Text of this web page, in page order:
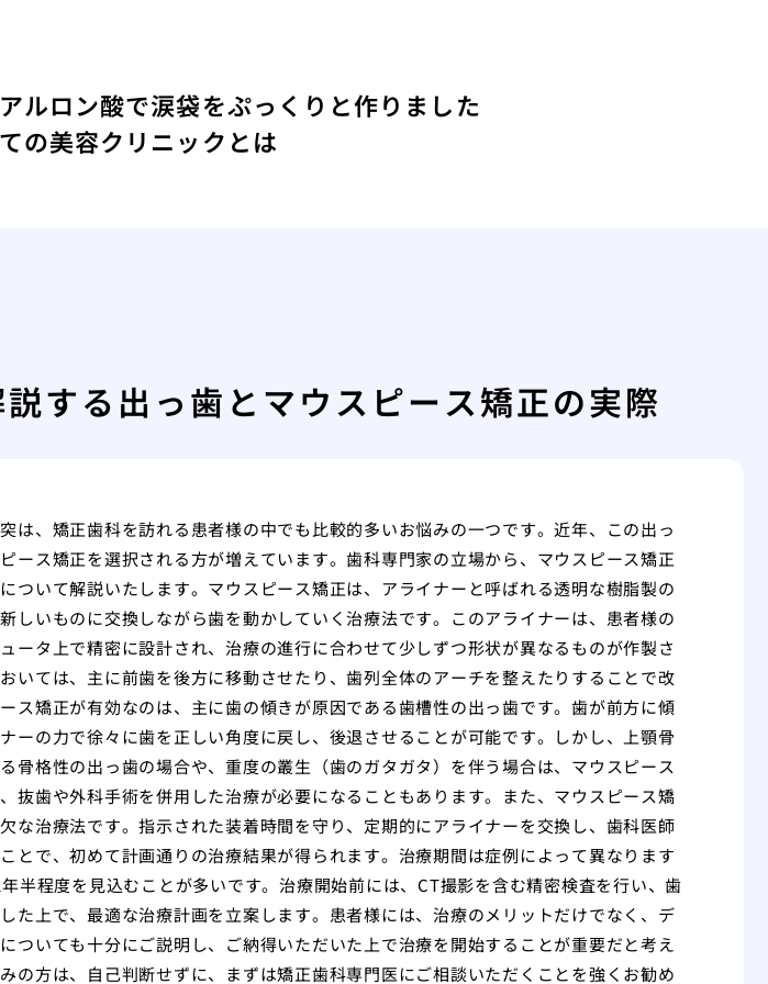
ルロン酸で涙袋をぷっくりと作りました
の美容クリニックとは
する出っ歯とマウスピース矯正の実際
は、矯正歯科を訪れる患者様の中でも比較的多いお悩みの一つです。近年、この出っ
ース矯正を選択される方が増えています。歯科専門家の立場から、マウスピース矯正
ついて解説いたします。マウスピース矯正は、アライナーと呼ばれる透明な樹脂製の
しいものに交換しながら歯を動かしていく治療法です。このアライナーは、患者様の
ータ上で精密に設計され、治療の進行に合わせて少しずつ形状が異なるものが作製さ
いては、主に前歯を後方に移動させたり、歯列全体のアーチを整えたりすることで改
ス矯正が有効なのは、主に歯の傾きが原因である歯槽性の出っ歯です。歯が前方に傾
ーの力で徐々に歯を正しい角度に戻し、後退させることが可能です。しかし、上顎骨
骨格性の出っ歯の場合や、重度の叢生（歯のガタガタ）を伴う場合は、マウスピース
抜歯や外科手術を併用した治療が必要になることもあります。また、マウスピース矯
な治療法です。指示された装着時間を守り、定期的にアライナーを交換し、歯科医師
とで、初めて計画通りの治療結果が得られます。治療期間は症例によって異なります
半程度を見込むことが多いです。治療開始前には、CT撮影を含む精密検査を行い、歯
た上で、最適な治療計画を立案します。患者様には、治療のメリットだけでなく、デ
ついても十分にご説明し、ご納得いただいた上で治療を開始することが重要だと考え
の方は、自己判断せずに、まずは矯正歯科専門医にご相談いただくことを強くお勧め